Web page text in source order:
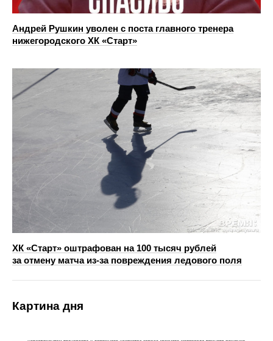
Андрей Рушкин уволен с поста главного тренера
нижегородского ХК «Старт»
ХК «Старт» оштрафован на 100 тысяч рублей
за отмену матча из-за повреждения ледового поля
Картина дня